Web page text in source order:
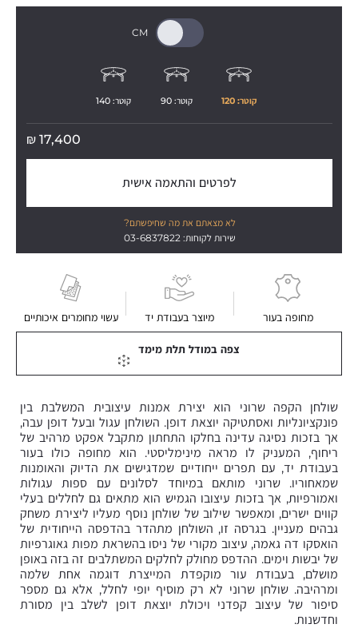
מחופה בעור מיוצר בעבודת יד עשוי מחומרים איכותיים
קוטר: 120 קוטר: 90 קוטר: 140
17,400
₪
לפרטים והתאמה אישית
לא מצאתם את מה שחיפשתם?
שירות לקוחות: 03-6837822
צפה במודל תלת מימד
שולחן הקפה שרוני הוא יצירת אמנות עיצובית המשלבת בין
פונקציונליות ואסתטיקה יוצאת דופן. השולחן עגול ובעל דופן עבה,
אך בזכות נסיגה עדינה בחלקו התחתון מתקבל אפקט מרהיב של
ריחוף, המעניק לו מראה מינימליסטי. הוא מחופה כולו בעור
בעבודת יד, עם תפרים ייחודיים שמדגישים את הדיוק והאומנות
שמאחוריו. שרוני מותאם במיוחד לסלונים עם ספות עגולות
ואמורפיות, אך בזכות עיצובו הגמיש הוא מתאים גם לחללים בעלי
קווים ישרים, ומאפשר שילוב של שולחן נוסף מעליו ליצירת משחק
גבהים מעניין. בגרסה זו, השולחן מתהדר בהדפסה הייחודית של
הואסקו דה גאמה, עיצוב מקורי של ניסו בהשראת מפות גאוגרפיות
של יבשות וימים. ההדפס מחולק לחלקים המשתלבים זה בזה באופן
מושלם, בעבודת עור מוקפדת המייצרת דוגמה אחת שלמה
ומרהיבה. שולחן שרוני לא רק מוסיף יופי לחלל, אלא גם מספר
סיפור של עיצוב קפדני ויכולת יוצאת דופן לשלב בין מסורת
וחדשנות.